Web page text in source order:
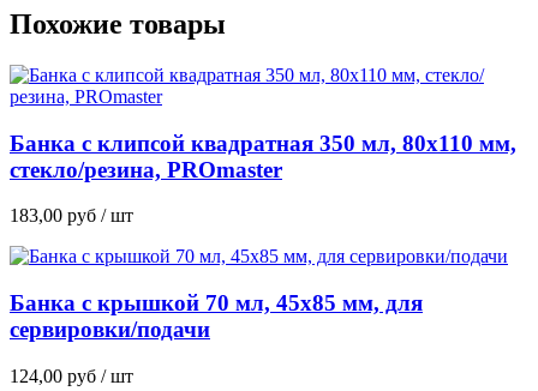
Похожие товары
Банка с клипсой квадратная 350 мл, 80х110 мм,
стекло/резина, PROmaster
183,00 руб / шт
Банка с крышкой 70 мл, 45х85 мм, для
сервировки/подачи
124,00 руб / шт